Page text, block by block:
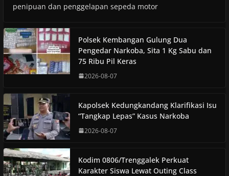
penipuan dan penggelapan sepeda motor
Polsek Kembangan Gulung Dua
Pengedar Narkoba, Sita 1 Kg Sabu dan
75 Ribu Pil Keras
2026-08-07
Kapolsek Kedungkandang Klarifikasi Isu
“Tangkap Lepas” Kasus Narkoba
2026-08-07
Kodim 0806/Trenggalek Perkuat
Karakter Siswa Lewat Outing Class